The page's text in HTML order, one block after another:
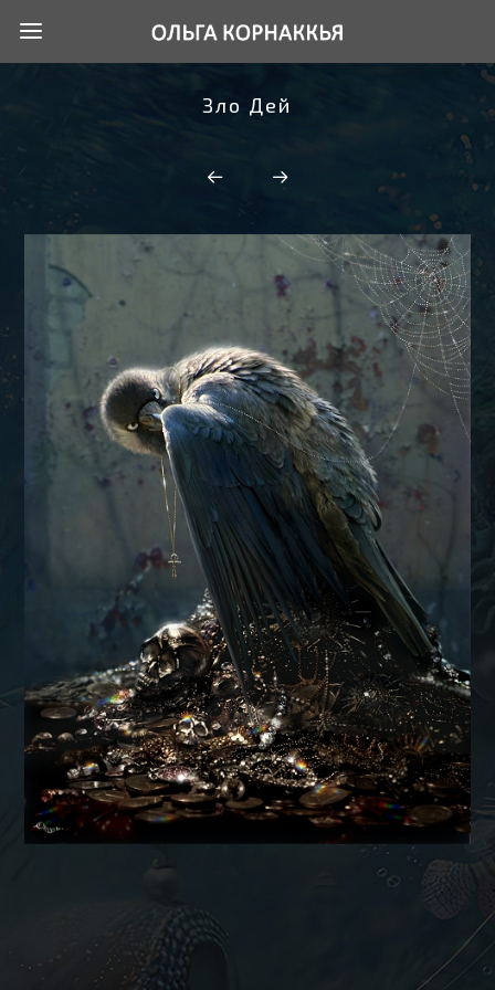
Зло Дей